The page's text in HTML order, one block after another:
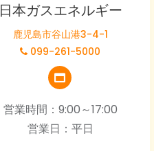
日本ガスエネルギー
鹿児島市谷山港3-4-1
099-261-5000
営業時間：9:00～17:00
営業日：平日